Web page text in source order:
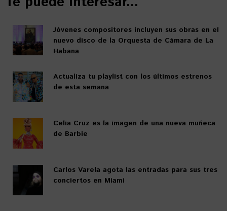
Jóvenes compositores incluyen sus obras en el
nuevo disco de la Orquesta de Cámara de La
Habana
Actualiza tu playlist con los últimos estrenos
de esta semana
Celia Cruz es la imagen de una nueva muñeca
de Barbie
Carlos Varela agota las entradas para sus tres
conciertos en Miami